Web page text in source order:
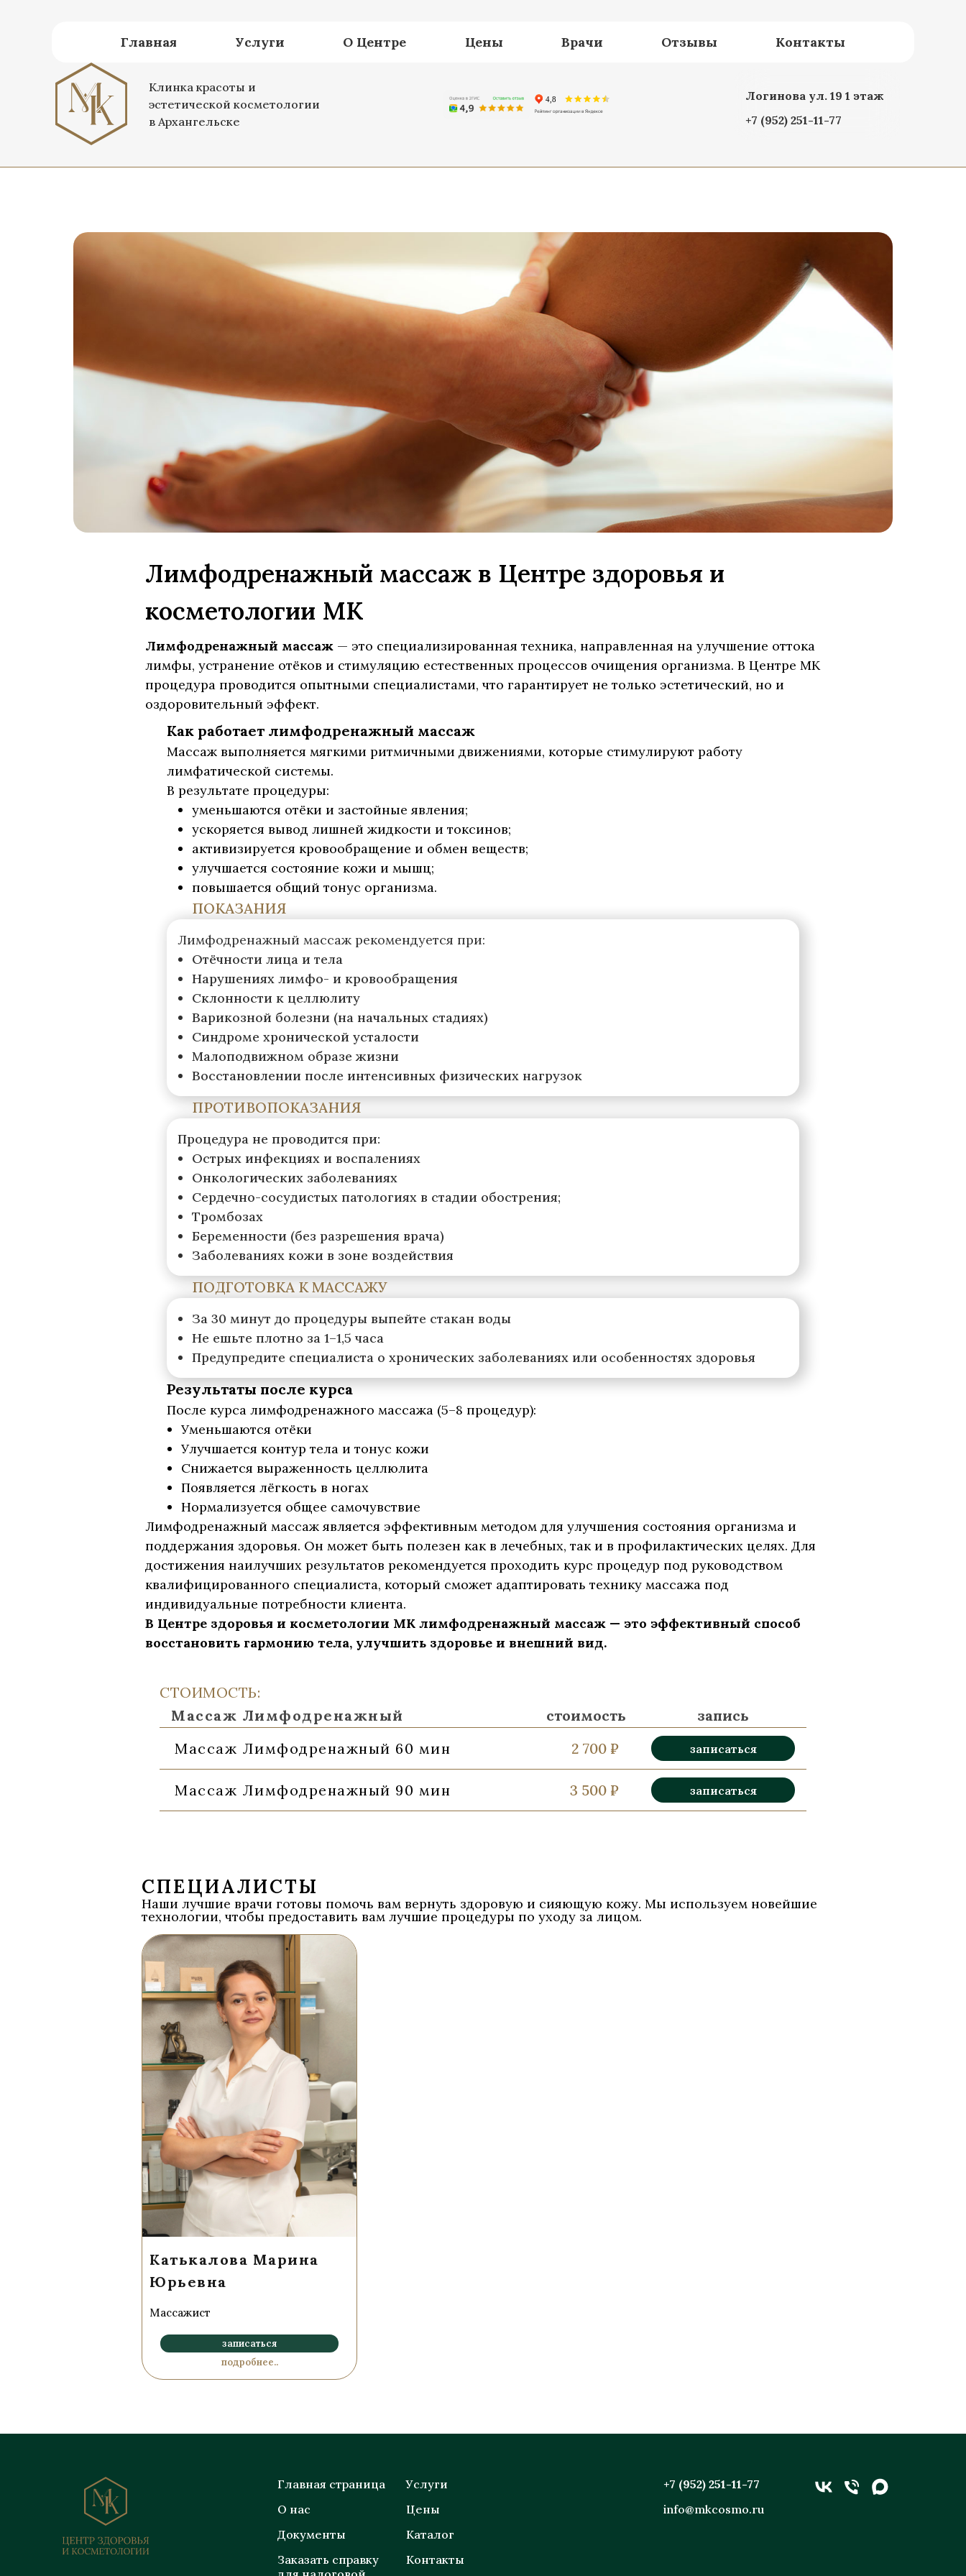
Главная Услуги О Центре Цены Врачи Отзывы Контакты
Клинка красоты и
эстетической косметологии
в Архангельске
Логинова ул. 19 1 этаж
+7 (952) 251-11-77
Лимфодренажный массаж в Центре здоровья и
косметологии МК
Лимфодренажный массаж — это специализированная техника, направленная на улучшение оттока
лимфы, устранение отёков и стимуляцию естественных процессов очищения организма. В Центре МК
процедура проводится опытными специалистами, что гарантирует не только эстетический, но и
оздоровительный эффект.
Как работает лимфодренажный массаж
Массаж выполняется мягкими ритмичными движениями, которые стимулируют работу
лимфатической системы.
В результате процедуры:
уменьшаются отёки и застойные явления;
ускоряется вывод лишней жидкости и токсинов;
активизируется кровообращение и обмен веществ;
улучшается состояние кожи и мышц;
повышается общий тонус организма.
ПОКАЗАНИЯ
Лимфодренажный массаж рекомендуется при:
Отёчности лица и тела
Нарушениях лимфо- и кровообращения
Склонности к целлюлиту
Варикозной болезни (на начальных стадиях)
Синдроме хронической усталости
Малоподвижном образе жизни
Восстановлении после интенсивных физических нагрузок
ПРОТИВОПОКАЗАНИЯ
Процедура не проводится при:
Острых инфекциях и воспалениях
Онкологических заболеваниях
Сердечно-сосудистых патологиях в стадии обострения;
Тромбозах
Беременности (без разрешения врача)
Заболеваниях кожи в зоне воздействия
ПОДГОТОВКА К МАССАЖУ
За 30 минут до процедуры выпейте стакан воды
Не ешьте плотно за 1–1,5 часа
Предупредите специалиста о хронических заболеваниях или особенностях здоровья
Результаты после курса
После курса лимфодренажного массажа (5–8 процедур):
Уменьшаются отёки
Улучшается контур тела и тонус кожи
Снижается выраженность целлюлита
Появляется лёгкость в ногах
Нормализуется общее самочувствие
Лимфодренажный массаж является эффективным методом для улучшения состояния организма и
поддержания здоровья. Он может быть полезен как в лечебных, так и в профилактических целях. Для
достижения наилучших результатов рекомендуется проходить курс процедур под руководством
квалифицированного специалиста, который сможет адаптировать технику массажа под
индивидуальные потребности клиента.
В Центре здоровья и косметологии МК лимфодренажный массаж — это эффективный способ
восстановить гармонию тела, улучшить здоровье и внешний вид.
СТОИМОСТЬ:
Массаж Лимфодренажный
стоимость
запись
Массаж Лимфодренажный 60 мин
2 700 ₽ записаться
Массаж Лимфодренажный 90 мин 3 500 ₽ записаться
СПЕЦИАЛИСТЫ
Наши лучшие врачи готовы помочь вам вернуть здоровую и сияющую кожу. Мы используем новейшие
технологии, чтобы предоставить вам лучшие процедуры по уходу за лицом.
Катькалова Марина
Юрьевна
Массажист
записаться
подробнее..
Главная страница
О нас
Документы
Заказать справку
Услуги
Цены
Каталог
Контакты
+7 (952) 251-11-77
info@mkcosmo.ru